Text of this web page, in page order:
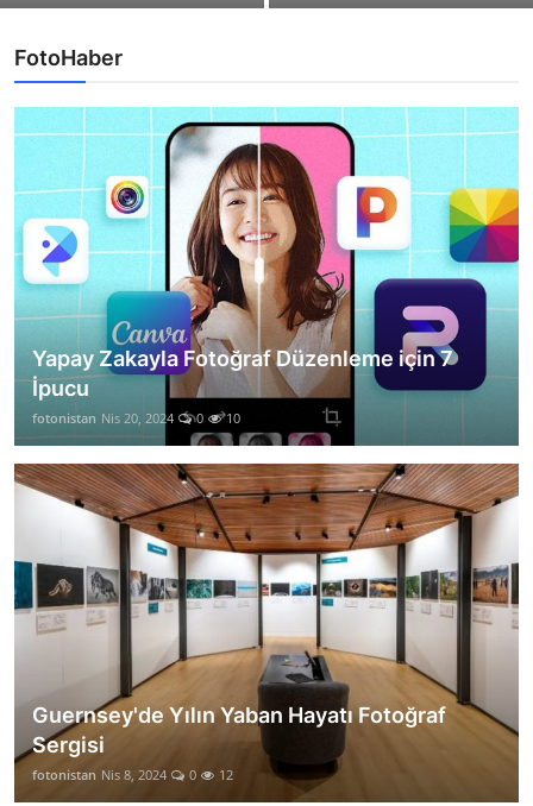
FotoHaber
Yapay Zakayla Fotoğraf Düzenleme için 7
İpucu
fotonistan Nis 20, 2024 0 10
Guernsey'de Yılın Yaban Hayatı Fotoğraf
Sergisi
fotonistan Nis 8, 2024 0 12